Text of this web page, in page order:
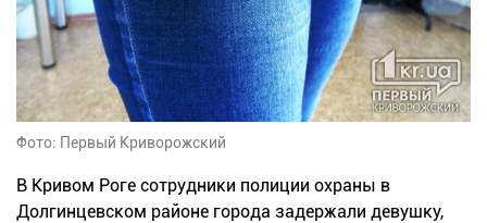
Фото: Первый Криворожский
В Кривом Роге сотрудники полиции охраны в
Долгинцевском районе города задержали девушку,